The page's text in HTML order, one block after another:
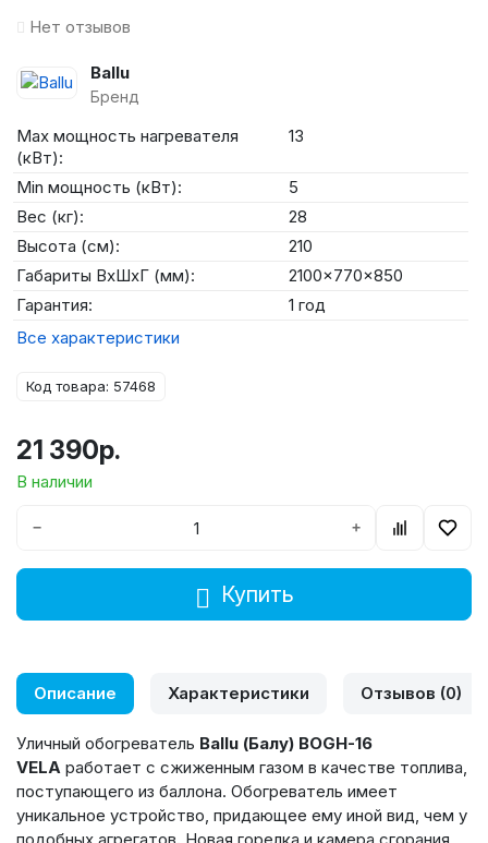
Нет отзывов
Ballu
Бренд
Max мощность нагревателя
(кВт):
13
Min мощность (кВт):
5
Вес (кг):
28
Высота (см):
210
Габариты ВхШхГ (мм):
2100x770x850
Гарантия:
1 год
Все характеристики
Код товара: 57468
21 390р.
В наличии
− +
Купить
Описание Характеристики Отзывов (0)
Уличный обогреватель Ballu (Балу) BOGH-16
VELA работает с сжиженным газом в качестве топлива,
поступающего из баллона. Обогреватель имеет
уникальное устройство, придающее ему иной вид, чем у